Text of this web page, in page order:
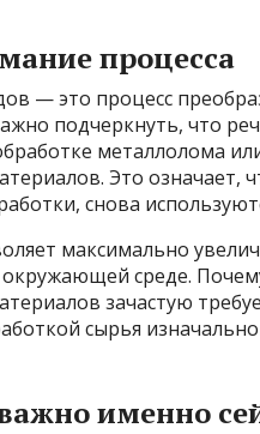
процесса
— это процесс
подчеркнуть, что
металлолома
Это
снова
максимально
среде.
зачастую
сырья
именно